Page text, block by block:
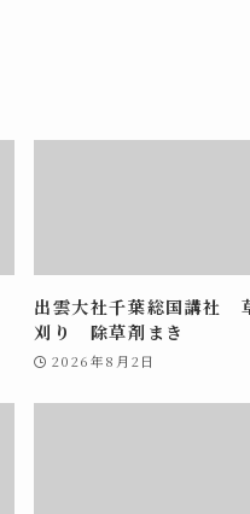
出雲大社千葉総国講社
刈り 除草剤まき
2026年8月2日